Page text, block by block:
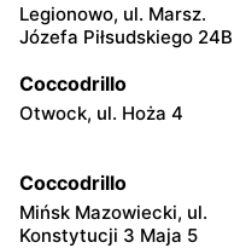
Legionowo, ul. Marsz.
Józefa Piłsudskiego 24B
Coccodrillo
Otwock, ul. Hoża 4
Coccodrillo
Mińsk Mazowiecki, ul.
Konstytucji 3 Maja 5